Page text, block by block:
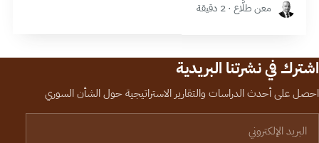
معن طلَّاع · 2 دقيقة
اشترك في نشرتنا البريدية
احصل على أحدث الدراسات والتقارير الاستراتيجية حول الشأن السوري